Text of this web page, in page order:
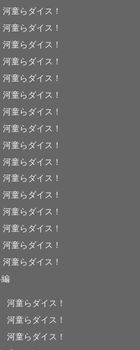
童らダイス！
童らダイス！
童らダイス！
童らダイス！
童らダイス！
童らダイス！
童らダイス！
童らダイス！
童らダイス！
童らダイス！
童らダイス！
童らダイス！
童らダイス！
童らダイス！
童らダイス！
童らダイス！
童らダイス！
童らダイス！
童らダイス！